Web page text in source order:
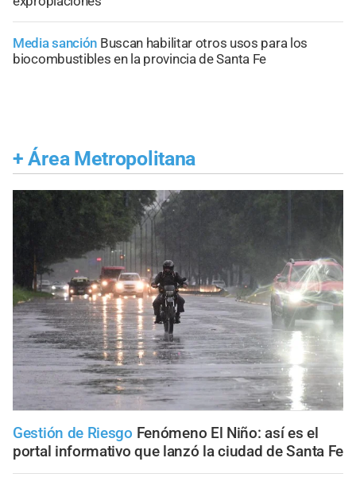
Media sanción Buscan habilitar otros usos para los
biocombustibles en la provincia de Santa Fe
+ Área Metropolitana
Gestión de Riesgo Fenómeno El Niño: así es el
portal informativo que lanzó la ciudad de Santa Fe